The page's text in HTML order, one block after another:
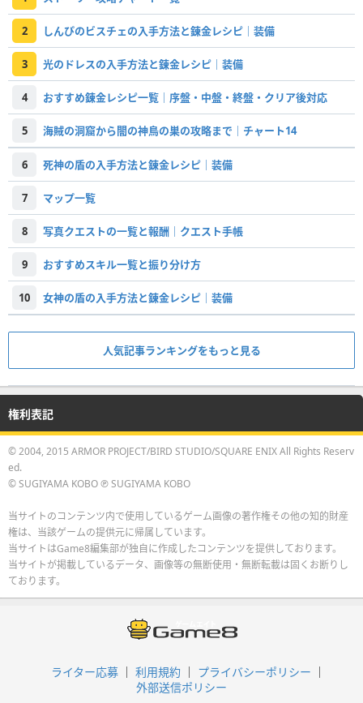
2 しんぴのビスチェの入手方法と錬金レシピ｜装備
3 光のドレスの入手方法と錬金レシピ｜装備
4 おすすめ錬金レシピ一覧｜序盤・中盤・終盤・クリア後対応
5 海賊の洞窟から闇の神鳥の巣の攻略まで｜チャート14
6 死神の盾の入手方法と錬金レシピ｜装備
7 マップ一覧
8 写真クエストの一覧と報酬｜クエスト手帳
9 おすすめスキル一覧と振り分け方
10 女神の盾の入手方法と錬金レシピ｜装備
人気記事ランキングをもっと見る
権利表記
© 2004, 2015 ARMOR PROJECT/BIRD STUDIO/SQUARE ENIX All Rights Reserv
ed.
© SUGIYAMA KOBO ℗ SUGIYAMA KOBO
当サイトのコンテンツ内で使用しているゲーム画像の著作権その他の知的財産
権は、当該ゲームの提供元に帰属しています。
当サイトはGame8編集部が独自に作成したコンテンツを提供しております。
当サイトが掲載しているデータ、画像等の無断使用・無断転載は固くお断りし
ております。
ライター応募 利用規約
プライバシーポリシー
外部送信ポリシー